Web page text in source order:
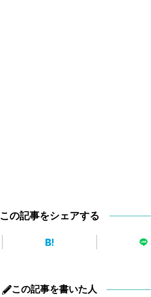
この記事をシェアする
この記事を書いた人